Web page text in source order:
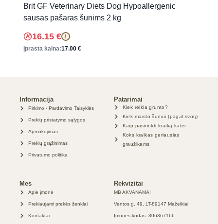
Brit GF Veterinary Diets Dog Hypoallergenic
sausas pašaras šunims 2 kg
16.15 € !
Įprasta kaina:17.00 €
Informacija
Pirkimo - Pardavimo Taisyklės
Prekių pristatymo sąlygos
Apmokėjimas
Prekių grąžinimas
Privatumo politika
Patarimai
Kiek reikia grunto?
Kiek maisto šuniui (pagal svorį)
Kaip pasirinkti kraiką katei
Koks kraikas geriausias
graužikams
Mes
Apie įmonė
Prekiaujami prekės ženklai
Kontaktai
Rekvizitai
MB AKVANAMAI
Ventos g. 49, LT-89147 Mažeikiai
Įmonės kodas: 306367166